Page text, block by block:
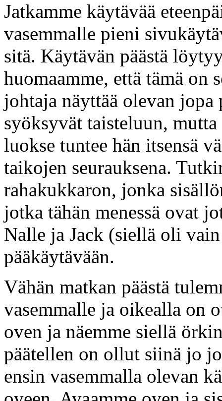
Jatkamme käytävää
vasemmalle pieni
sitä. Käytävän päästä
huomaamme, että tämä
johtaja näyttää olevan
syöksyvät taisteluun,
luokse tuntee hän itsensä
taikojen seurauksena.
rahakukkaron, jonka
jotka tähän menessä ovat
Nalle ja Jack (siellä oli
pääkäytävään.
Vähän matkan päästä
vasemmalle ja oikealla on
oven ja näemme siellä
päätellen on ollut siinä jo
ensin vasemmalla olevan